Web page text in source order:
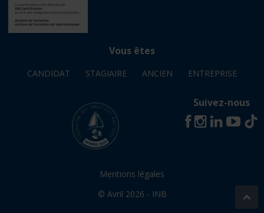
Vous êtes
CANDIDAT STAGIAIRE ANCIEN ENTREPRISE
Suivez-nous
Mentions légales
© Avril 2026 - INB